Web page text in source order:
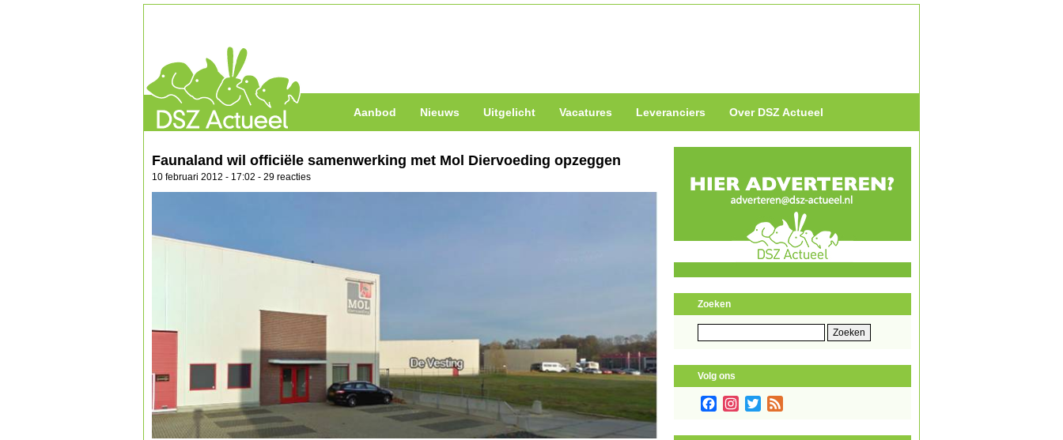
Aanbod Nieuws Uitgelicht Vacatures Leveranciers Over DSZ Actueel
Faunaland wil officiële samenwerking met Mol Diervoeding opzeggen
10 februari 2012 - 17:02 - 29 reacties
Zoeken
naar:
Volg ons
FacebookInstagram
Twitter